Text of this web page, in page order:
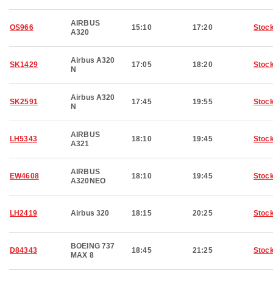
OS966
AIRBUS
A320
15:10 17:20
SK1429
Airbus A320
N
17:05 18:20
SK2591
Airbus A320
N
17:45 19:55
LH5343
AIRBUS
A321
18:10 19:45
EW4608
AIRBUS
A320NEO
18:10 19:45
LH2419 Airbus 320 18:15 20:25
D84343
BOEING 737
MAX 8
18:45 21:25